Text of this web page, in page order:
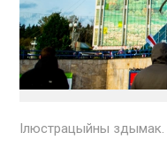
Ілюстрацыйны здымак.